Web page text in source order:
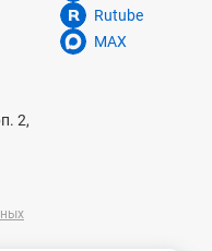
2,
Rutube
MAX